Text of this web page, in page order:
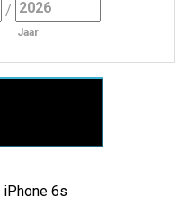
/
Jaar
iPhone 6s